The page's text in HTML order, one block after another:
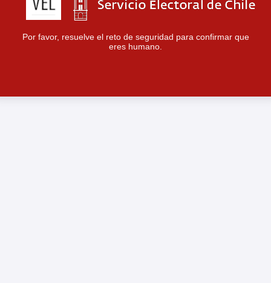
Por favor, resuelve el reto de seguridad para confirmar que
eres humano.